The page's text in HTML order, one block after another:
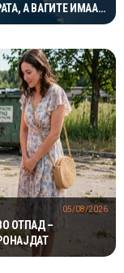
А ВАГИТЕ ИМААТ
ОТПАД –
05/08/2026